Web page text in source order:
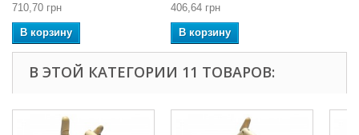
710,70 грн
В корзину
406,64 грн
В корзину
В ЭТОЙ КАТЕГОРИИ 11 ТОВАРОВ: